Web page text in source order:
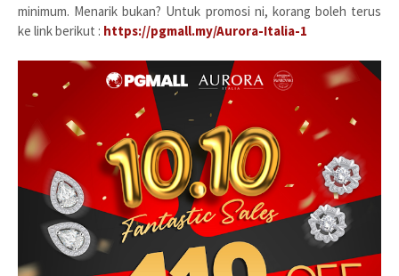
minimum. Menarik bukan? Untuk promosi ni, korang boleh terus
ke link berikut : https://pgmall.my/Aurora-Italia-1